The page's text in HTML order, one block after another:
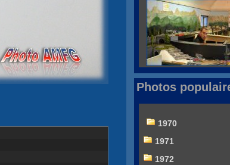
Photos
1970
1971
1972